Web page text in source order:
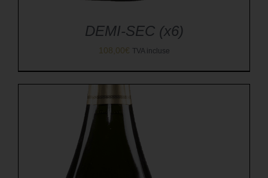
DEMI-SEC (x6)
108,00€ TVA incluse